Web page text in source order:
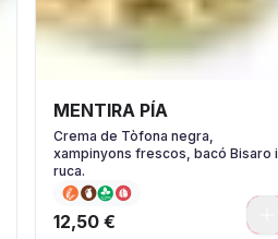
MENTIRA PÍA
Crema de Tòfona negra,
xampinyons frescos, bacó Bisaro i
ruca.
12,50 €